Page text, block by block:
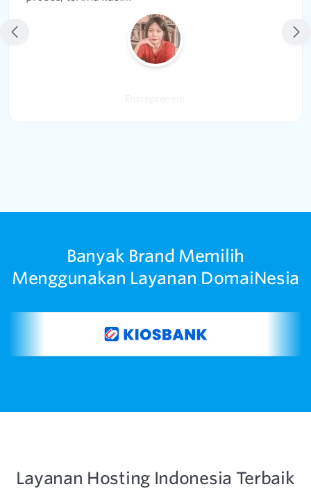
Banyak Brand Memilih
Menggunakan Layanan DomaiNesia
Layanan Hosting Indonesia Terbaik